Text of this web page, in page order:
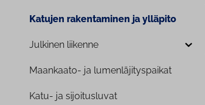
Katujen ra­ken­ta­mi­nen ja ylläpito
Julkinen liikenne
Maankaato- ja lu­men­lä­ji­tys­pai­kat
Katu- ja si­joi­tus­lu­vat